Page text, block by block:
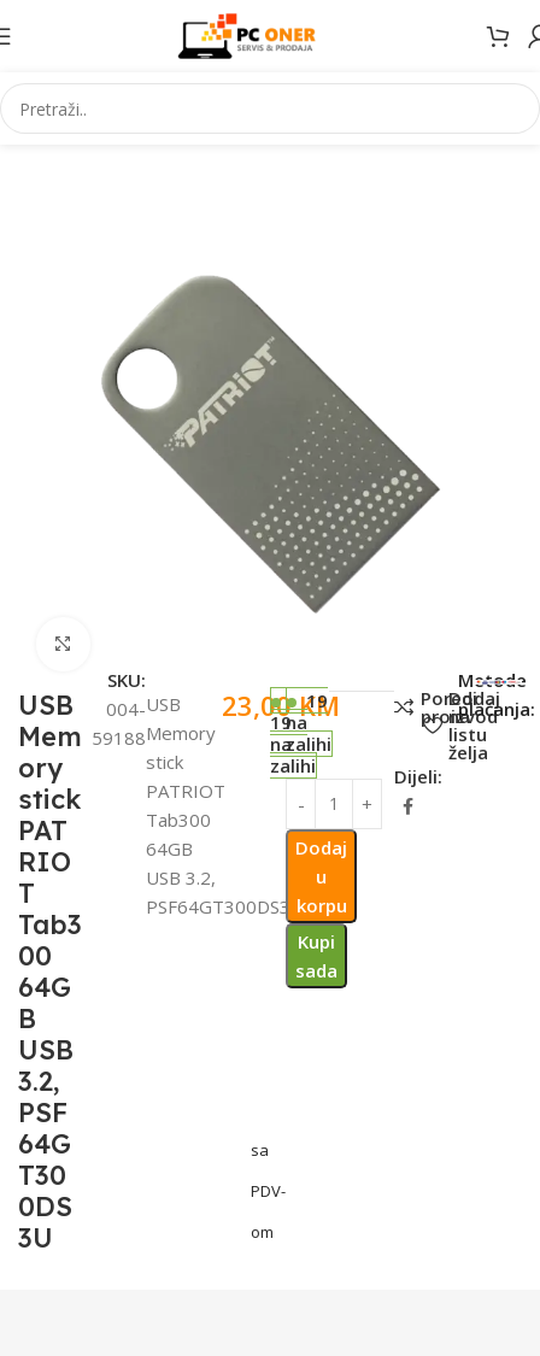
Početna Informatika USB stick. i mem. kartice USB stickovi
USB
Mem
ory
stick
PAT
RIO
T
Tab3
00
64G
B
USB
3.2,
PSF
64G
T30
0DS
3U
SKU:
004-
59188
USB
Memory
stick
PATRIOT
Tab300
64GB
USB 3.2,
PSF64GT300DS3U
23,00KM
sa
PDV-
om
19
na
zalihi
19
na
zalihi
Dodaj
u
korpu
Kupi
sada
Poredi
proizvod
Dodaj
na
listu
želja
Dijeli:
Metode
plaćanja: